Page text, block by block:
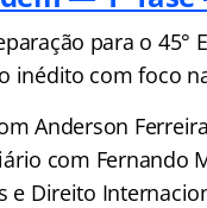
para o
inédito com foco
Anderson Ferreira
com Fernando
e Direito